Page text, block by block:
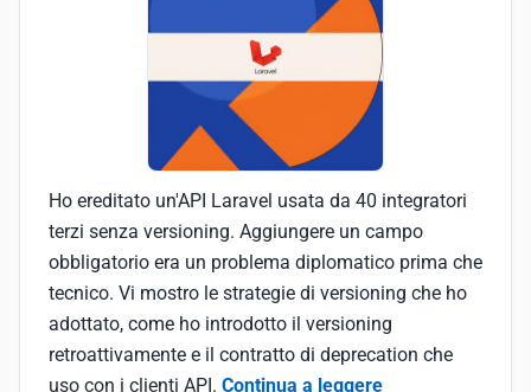
Ho ereditato un'API Laravel usata da 40 integratori
terzi senza versioning. Aggiungere un campo
obbligatorio era un problema diplomatico prima che
tecnico. Vi mostro le strategie di versioning che ho
adottato, come ho introdotto il versioning
retroattivamente e il contratto di deprecation che
uso con i clienti API. Continua a leggere